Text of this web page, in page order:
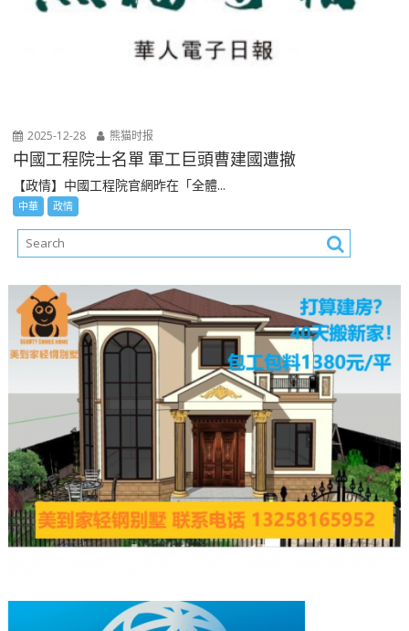
2025-12-28 熊猫时报
中國工程院士名單 軍工巨頭曹建國遭撤
【政情】中國工程院官網昨在「全體...
中華 政情